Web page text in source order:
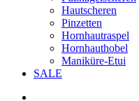
Hautscheren
Pinzetten
Hornhautraspel
Hornhauthobel
Maniküre-Etui
SALE